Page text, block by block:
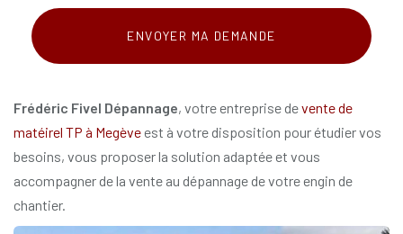
Acceptation
RGPD
ENVOYER MA DEMANDE
Frédéric Fivel Dépannage, votre entreprise devente de
matéirel TP à Megèveest à votre disposition pour étudier vos
besoins, vous proposer la solution adaptée et vous
accompagner de la vente au dépannage de votre engin de
chantier.